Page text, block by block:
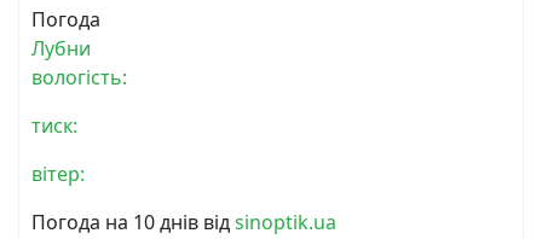
Погода
Лубни
вологість:
тиск:
вітер:
Погода на 10 днів відsinoptik.ua